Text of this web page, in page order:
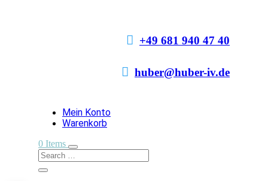
 +49 681 940 47 40
 huber@huber-iv.de
Mein Konto
Warenkorb
0 Items